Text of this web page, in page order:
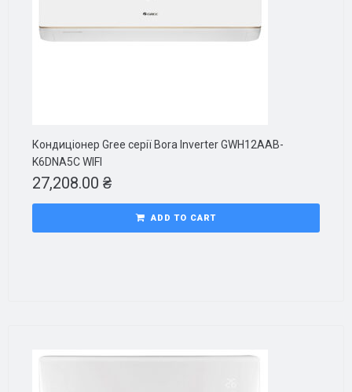
Кондиціонер Gree серії Bora Inverter GWH12AAB-
K6DNA5C WIFI
27,208.00 ₴
ADD TO CART